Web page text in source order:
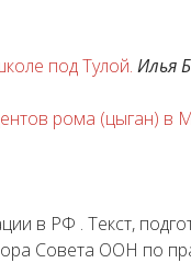
под Тулой. Илья
рома (цыган) в
в РФ . Текст,
Совета ООН по